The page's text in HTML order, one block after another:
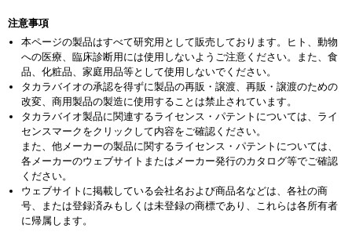
注意事項
本ページの製品はすべて研究用として販売しております。ヒト、動物
への医療、臨床診断用には使用しないようご注意ください。また、食
品、化粧品、家庭用品等として使用しないでください。
タカラバイオの承認を得ずに製品の再販・譲渡、再販・譲渡のための
改変、商用製品の製造に使用することは禁止されています。
タカラバイオ製品に関連するライセンス・パテントについては、ライ
センスマークをクリックして内容をご確認ください。
また、他メーカーの製品に関するライセンス・パテントについては、
各メーカーのウェブサイトまたはメーカー発行のカタログ等でご確認
ください。
ウェブサイトに掲載している会社名および商品名などは、各社の商
号、または登録済みもしくは未登録の商標であり、これらは各所有者
に帰属します。